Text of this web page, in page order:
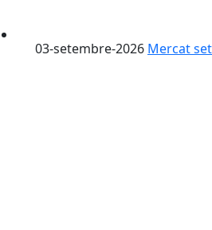
03-setembre-2026 Mercat